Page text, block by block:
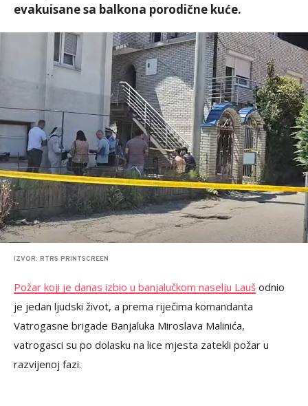
evakuisane sa balkona porodične kuće.
IZVOR: RTRS PRINTSCREEN
Požar koji je danas izbio u banjalučkom naselju Lauš odnio
je jedan ljudski život, a prema riječima komandanta
Vatrogasne brigade Banjaluka Miroslava Malinića,
vatrogasci su po dolasku na lice mjesta zatekli požar u
razvijenoj fazi.